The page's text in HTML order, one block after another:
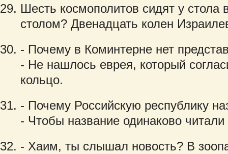
Шесть космополитов сидят у стола
столом? Двенадцать колен
- Почему в Коминтерне нет
- Не нашлось еврея, который
кольцо.
- Почему Российскую республику
- Чтобы название одинаково
- Хаим, ты слышал новость? В